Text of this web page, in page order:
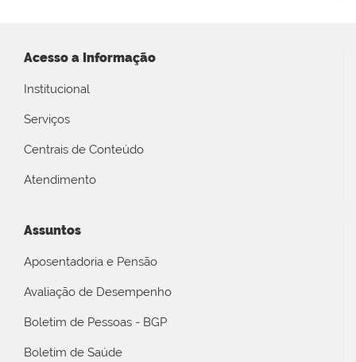
Acesso a Informação
Institucional
Serviços
Centrais de Conteúdo
Atendimento
Assuntos
Aposentadoria e Pensão
Avaliação de Desempenho
Boletim de Pessoas - BGP
Boletim de Saúde